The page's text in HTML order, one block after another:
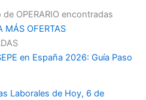
OPERARIO encontradas
MÁS OFERTAS
en España 2026: Guía Paso
Laborales de Hoy, 6 de